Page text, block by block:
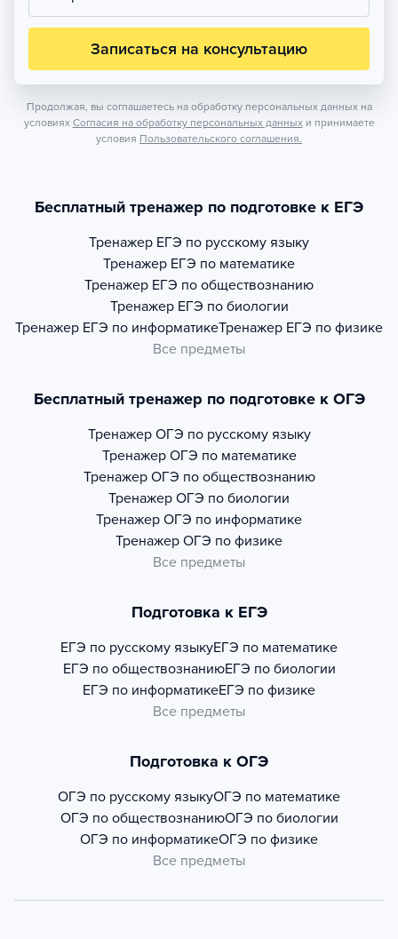
Записаться на консультацию
Продолжая, вы соглашаетесь на обработку персональных данных на
условиях Согласия на обработку персональных данных и принимаете
условия Пользовательского соглашения.
Бесплатный тренажер по подготовке к ЕГЭ
Тренажер ЕГЭ по русскому языку
Тренажер ЕГЭ по математике
Тренажер ЕГЭ по обществознанию
Тренажер ЕГЭ по биологии
Тренажер ЕГЭ по информатикеТренажер ЕГЭ по физике
Все предметы
Бесплатный тренажер по подготовке к ОГЭ
Тренажер ОГЭ по русскому языку
Тренажер ОГЭ по математике
Тренажер ОГЭ по обществознанию
Тренажер ОГЭ по биологии
Тренажер ОГЭ по информатике
Тренажер ОГЭ по физике
Все предметы
Подготовка к ЕГЭ
ЕГЭ по русскому языкуЕГЭ по математике
ЕГЭ по обществознаниюЕГЭ по биологии
ЕГЭ по информатикеЕГЭ по физике
Все предметы
Подготовка к ОГЭ
ОГЭ по русскому языкуОГЭ по математике
ОГЭ по обществознаниюОГЭ по биологии
ОГЭ по информатикеОГЭ по физике
Все предметы